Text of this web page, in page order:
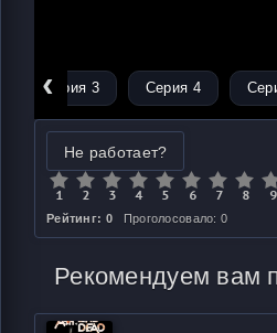
‹
Серия 3 Серия 4
Не работает?
Рейтинг: 0 Проголосовало: 0
Рекомендуем вам